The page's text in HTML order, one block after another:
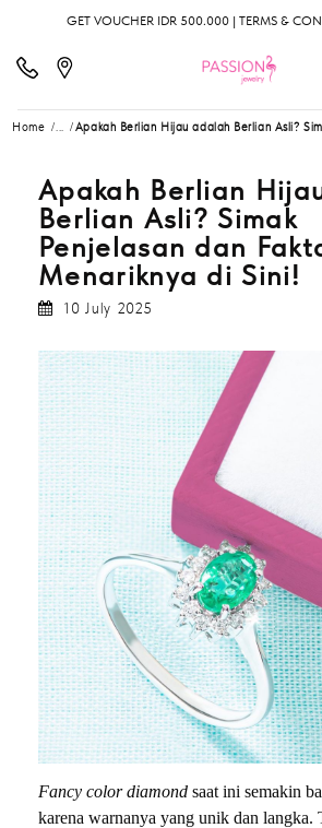
GET VOUCHER IDR 500.000 | TERMS &
Home ...
Apakah Berlian
Berlian Asli? Simak
Penjelasan dan
Menariknya di Sini!
10 July 2025
Fancy color diamond saat ini semakin
karena warnanya yang unik dan langka.